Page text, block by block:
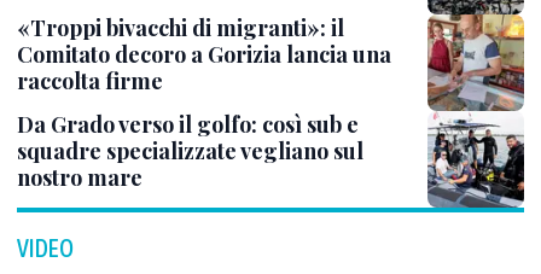
«Troppi bivacchi di migranti»: il
Comitato decoro a Gorizia lancia una
raccolta firme
Da Grado verso il golfo: così sub e
squadre specializzate vegliano sul
nostro mare
VIDEO